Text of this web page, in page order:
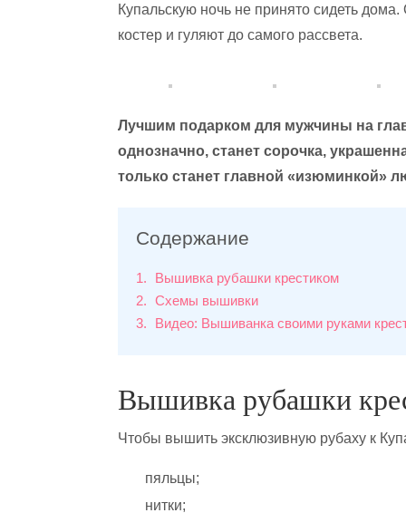
Купальскую ночь не принято сидеть
костер и гуляют до самого рассвета.
Лучшим подарком для мужчины на
однозначно, станет сорочка,
только станет главной «изюминкой»
Содержание
1
Вышивка рубашки крестиком
2
Схемы вышивки
3
Видео: Вышиванка своими руками
Вышивка рубашки
Чтобы вышить эксклюзивную рубаху к
пяльцы;
нитки;